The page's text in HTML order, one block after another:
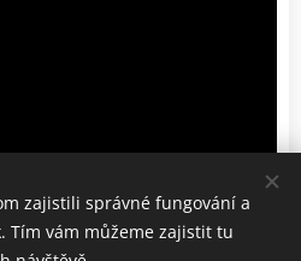
zajistili správné fungování a
Tím vám můžeme zajistit tu